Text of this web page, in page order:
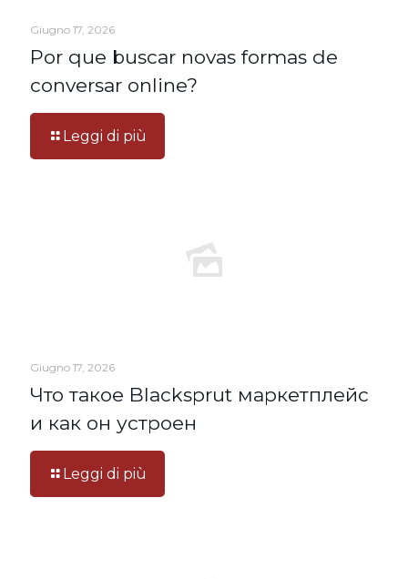
Giugno 17, 2026
Por que buscar novas formas de
conversar online?
Leggi di più
Giugno 17, 2026
Что такое Blacksprut маркетплейс
и как он устроен
Leggi di più